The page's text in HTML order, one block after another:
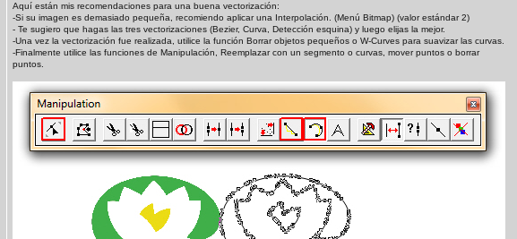
Aquí están mis recomendaciones para una buena vectorización:
-Si su imagen es demasiado pequeña, recomiendo aplicar una Interpolación. (Menú Bitmap) (valor estándar 2)
- Te sugiero que hagas las tres vectorizaciones (Bezier, Curva, Detección esquina) y luego elijas la mejor.
-Una vez la vectorización fue realizada, utilice la función Borrar objetos pequeños o W-Curves para suavizar las curvas.
-Finalmente utilice las funciones de Manipulación, Reemplazar con un segmento o curvas, mover puntos o borrar
puntos.